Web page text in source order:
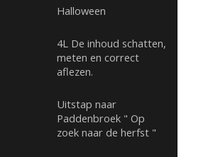
Halloween
4L De inhoud schatten,
meten en correct
aflezen.
Uitstap naar
Paddenbroek " Op
zoek naar de herfst "